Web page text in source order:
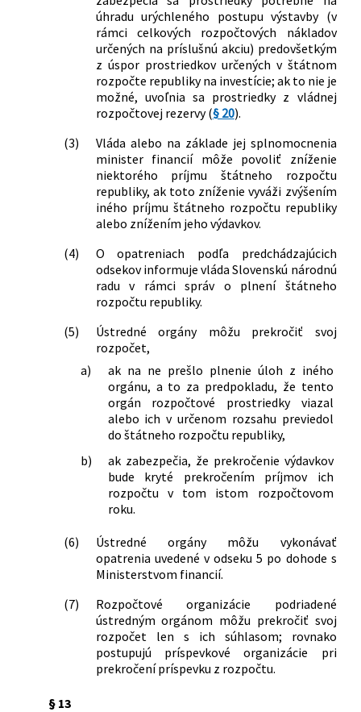
úhradu urýchleného postupu výstavby (v
rámci celkových rozpočtových nákladov
určených na príslušnú akciu) predovšetkým
z úspor prostriedkov určených v štátnom
rozpočte republiky na investície; ak to nie je
možné, uvoľnia sa prostriedky z vládnej
rozpočtovej rezervy (§ 20).
(3)
Vláda alebo na základe jej splnomocnenia
minister financií môže povoliť zníženie
niektorého príjmu štátneho rozpočtu
republiky, ak toto zníženie vyváži zvýšením
iného príjmu štátneho rozpočtu republiky
alebo znížením jeho výdavkov.
(4)
O opatreniach podľa predchádzajúcich
odsekov informuje vláda Slovenskú národnú
radu v rámci správ o plnení štátneho
rozpočtu republiky.
(5)
Ústredné orgány môžu prekročiť svoj
rozpočet,
a)
ak na ne prešlo plnenie úloh z iného
orgánu, a to za predpokladu, že tento
orgán rozpočtové prostriedky viazal
alebo ich v určenom rozsahu previedol
do štátneho rozpočtu republiky,
b)
ak zabezpečia, že prekročenie výdavkov
bude kryté prekročením príjmov ich
rozpočtu v tom istom rozpočtovom
roku.
(6)
Ústredné orgány môžu vykonávať
opatrenia uvedené v odseku 5 po dohode s
Ministerstvom financií.
(7)
Rozpočtové organizácie podriadené
ústredným orgánom môžu prekročiť svoj
rozpočet len s ich súhlasom; rovnako
postupujú príspevkové organizácie pri
prekročení príspevku z rozpočtu.
§ 13